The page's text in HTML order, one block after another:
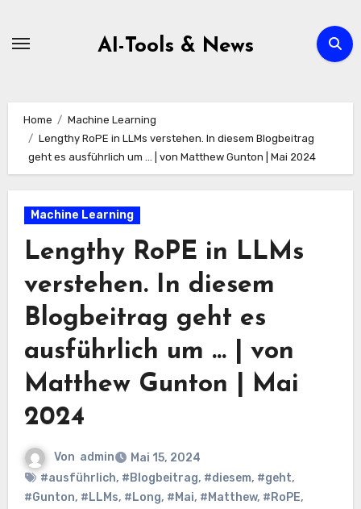
AI-Tools & News
Home
Machine Learning
Lengthy RoPE in LLMs verstehen. In diesem Blogbeitrag
geht es ausführlich um … | von Matthew Gunton | Mai 2024
Machine Learning
Lengthy RoPE in LLMs
verstehen. In diesem
Blogbeitrag geht es
ausführlich um … | von
Matthew Gunton | Mai
2024
Von admin
Mai 15, 2024
#ausführlich, #Blogbeitrag, #diesem, #geht,
#Gunton, #LLMs, #Long, #Mai, #Matthew, #RoPE,